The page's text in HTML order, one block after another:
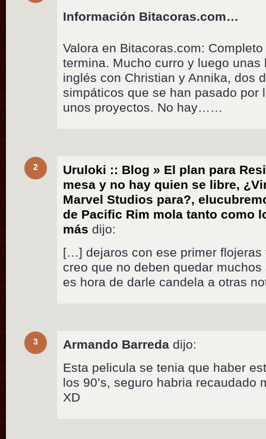
Información Bitacoras.com…
Valora en Bitacoras.com:
termina. Mucho curro y luego
inglés con Christian y Annika, dos
simpáticos que se han pasado por
unos proyectos. No hay……
2
Uruloki :: Blog » El plan para
mesa y no hay quien se libre,
Marvel Studios para?,
de Pacific Rim mola tanto como
másdijo:
[…] dejaros con ese primer flojeras
creo que no deben quedar
es hora de darle candela a otras
3 Armando Barreda dijo:
Esta pelicula se tenia que haber
los 90’s, seguro habria recaudado
XD